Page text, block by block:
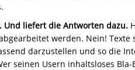
Und liefert die Antworten dazu.
werden. Nein!
darzustellen und so die
seinen Usern inhaltsloses